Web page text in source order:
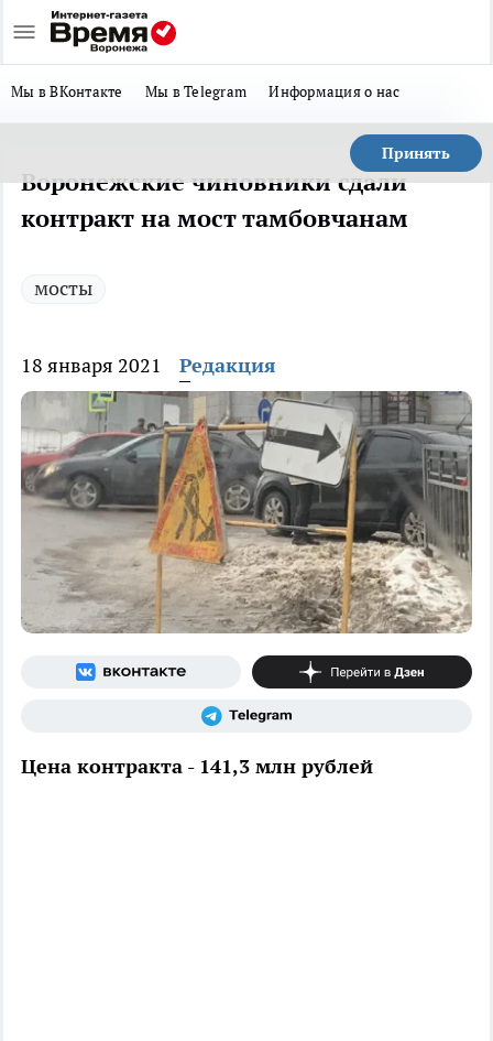
Мы в ВКонтакте Мы в Telegram Информация о нас
Принять
Воронежские чиновники сдали
контракт на мост тамбовчанам
мосты
18 января 2021 Редакция
Цена контракта - 141,3 млн рублей